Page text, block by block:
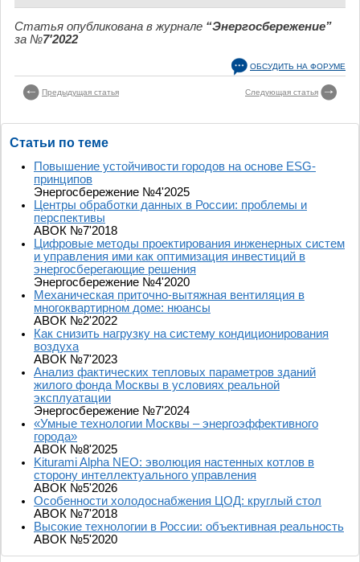
Статья опубликована в журнале “Энергосбережение”
за №7'2022
ОБСУДИТЬ НА ФОРУМЕ
Предыдущая статья Следующая статья
Статьи по теме
Повышение устойчивости городов на основе ESG-
принципов
Энергосбережение №4'2025
Центры обработки данных в России: проблемы и
перспективы
АВОК №7'2018
Цифровые методы проектирования инженерных систем
и управления ими как оптимизация инвестиций в
энергосберегающие решения
Энергосбережение №4'2020
Механическая приточно-вытяжная вентиляция в
многоквартирном доме: нюансы
АВОК №2'2022
Как снизить нагрузку на систему кондиционирования
воздуха
АВОК №7'2023
Анализ фактических тепловых параметров зданий
жилого фонда Москвы в условиях реальной
эксплуатации
Энергосбережение №7'2024
«Умные технологии Москвы – энергоэффективного
города»
АВОК №8'2025
Kiturami Alpha NEO: эволюция настенных котлов в
сторону интеллектуального управления
АВОК №5'2026
Особенности холодоснабжения ЦОД: круглый стол
АВОК №7'2018
Высокие технологии в России: объективная реальность
АВОК №5'2020